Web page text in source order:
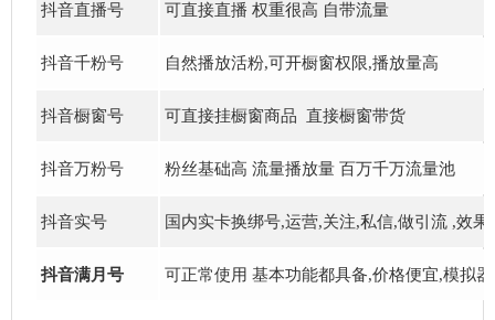
抖音直播号 可直接直播 权重很高 自带流量
抖音千粉号 自然播放活粉,可开橱窗权限,播放量高
抖音橱窗号 可直接挂橱窗商品 直接橱窗带货
抖音万粉号 粉丝基础高 流量播放量 百万千万流量池
抖音实号 国内实卡换绑号,运营,关注,私信,做引流 ,效果
抖音满月号 可正常使用 基本功能都具备,价格便宜,模拟